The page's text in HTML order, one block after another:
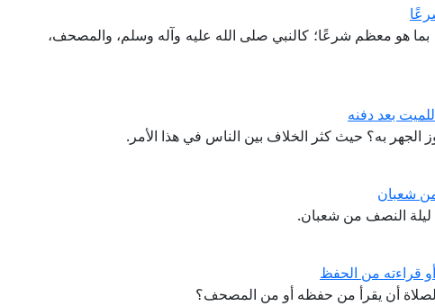
بما هو معظم شرعًا؛ كالنبي صلى الله عليه وآله وسلم، والمصحف،
بعد دفنه
الجهر به؟ حيث كثر الخلاف بين الناس في هذا الأمر.
شعبان
ليلة النصف من شعبان.
قراءته من الحفظ
أن يقرأ من حفظه أو من المصحف؟